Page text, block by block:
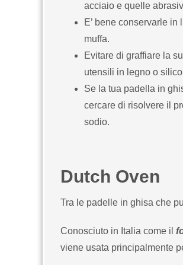
acciaio e quelle
E’ bene conservarle
muffa.
Evitare di graffiare la
utensili in legno o
Se la tua padella in
cercare di risolvere il
sodio.
Dutch Oven
Tra le padelle in ghisa che
Conosciuto in Italia come il
viene usata principalmente